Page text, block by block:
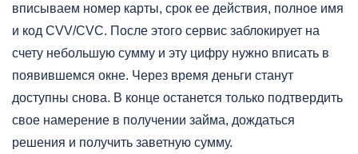
вписываем номер карты, срок ее действия, полное имя
и код CVV/CVC. После этого сервис заблокирует на
счету небольшую сумму и эту цифру нужно вписать в
появившемся окне. Через время деньги станут
доступны снова. В конце останется только подтвердить
свое намерение в получении займа, дождаться
решения и получить заветную сумму.